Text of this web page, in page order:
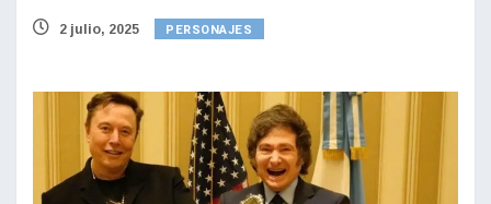
2 julio, 2025 PERSONAJES